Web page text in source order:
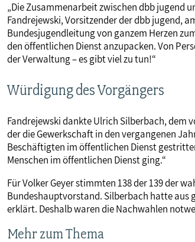
„Die Zusammenarbeit zwischen dbb jugend
Fandrejewski, Vorsitzender der dbb jugend,
Bundesjugendleitung von ganzem Herzen
den öffentlichen Dienst anzupacken. Von
der Verwaltung – es gibt viel zu tun!“
Würdigung des Vorgängers
Fandrejewski dankte Ulrich Silberbach, dem
der die Gewerkschaft in den vergangenen
Beschäftigten im öffentlichen Dienst
Menschen im öffentlichen Dienst ging.“
Für Volker Geyer stimmten 138 der 139 der
Bundeshauptvorstand. Silberbach hatte aus
erklärt. Deshalb waren die Nachwahlen
Mehr zum Thema